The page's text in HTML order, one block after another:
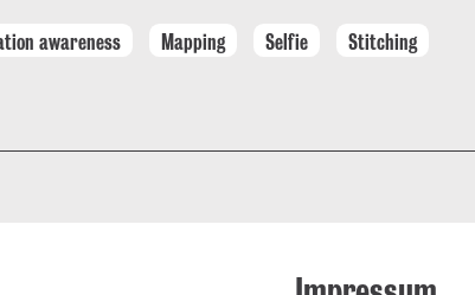
awareness Mapping Selfie Stitching